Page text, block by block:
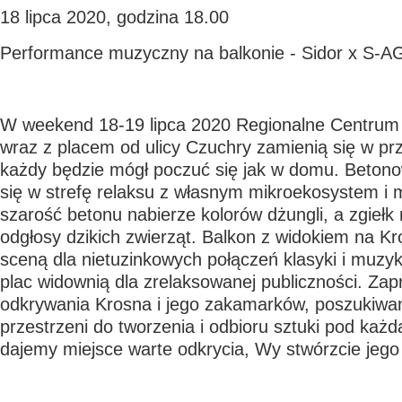
18 lipca 2020, godzina 18.00
Performance muzyczny na balkonie - Sidor x S-
W weekend 18-19 lipca 2020 Regionalne
wraz z placem od ulicy Czuchry zamienią się w
każdy będzie mógł poczuć się jak w domu.
się w strefę relaksu z własnym mikroekosystem i
szarość betonu nabierze kolorów dżungli, a zgiełk
odgłosy dzikich zwierząt. Balkon z widokiem na
sceną dla nietuzinkowych połączeń klasyki i
plac widownią dla zrelaksowanej publiczności.
odkrywania Krosna i jego zakamarków,
przestrzeni do tworzenia i odbioru sztuki pod
dajemy miejsce warte odkrycia, Wy stwórzcie